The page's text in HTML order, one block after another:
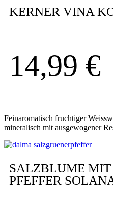
KERNER VINA
14,99 €
Feinaromatisch fruchtiger
mineralisch mit ausgewogener
SALZBLUME
PFEFFER